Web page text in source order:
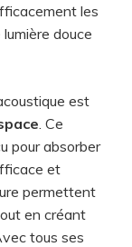
les
douce
est
. Ce
pour absorber
et
permettent
en créant
tous ses